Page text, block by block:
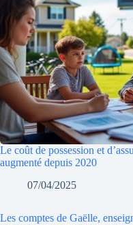
Le coût de possession et
augmenté depuis 2020
07/04/2025
Les comptes de Gaëlle,